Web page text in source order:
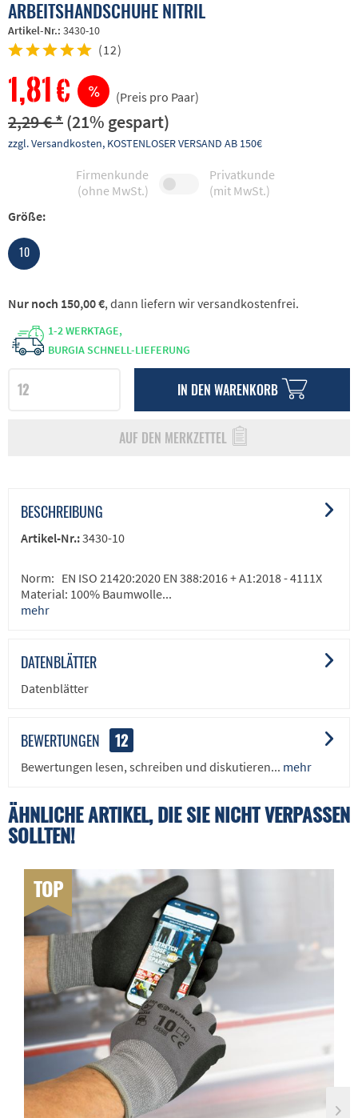
ARBEITSHANDSCHUHE NITRIL
Artikel-Nr.: 3430-10
(12)
1,81 € (Preis pro Paar)
2,29 € *(21% gespart)
zzgl. Versandkosten, KOSTENLOSER VERSAND AB 150€
Firmenkunde
(ohne MwSt.)
Privatkunde
(mit MwSt.)
Größe:
10
1-2 WERKTAGE,
BURGIA SCHNELL-LIEFERUNG
IN DEN WARENKORB
AUF DEN MERKZETTEL
Nur noch 150,00 €, dann liefern wir versandkostenfrei.
BESCHREIBUNG
Artikel-Nr.:3430-10
Norm: EN ISO 21420:2020 EN 388:2016 + A1:2018 - 4111X
Material: 100% Baumwolle...
mehr
DATENBLÄTTER
Datenblätter
BEWERTUNGEN 12
Bewertungen lesen, schreiben und diskutieren... mehr
ÄHNLICHE ARTIKEL, DIE SIE NICHT VERPASSEN
SOLLTEN!
TOP